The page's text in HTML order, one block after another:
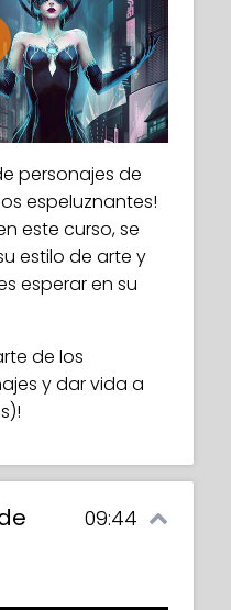
personajes de
espeluznantes!
este curso, se
estilo de arte y
esperar en su
de los
y dar vida a
09:44